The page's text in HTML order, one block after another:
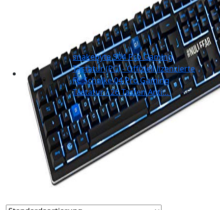
snakebyte S04 Pro Gaming
Tastatur (PC) - Offiziell lizenzierte
FC Schalke 04 Pro Gaming
Tastatur / 26 Tasten Anti…24.56€